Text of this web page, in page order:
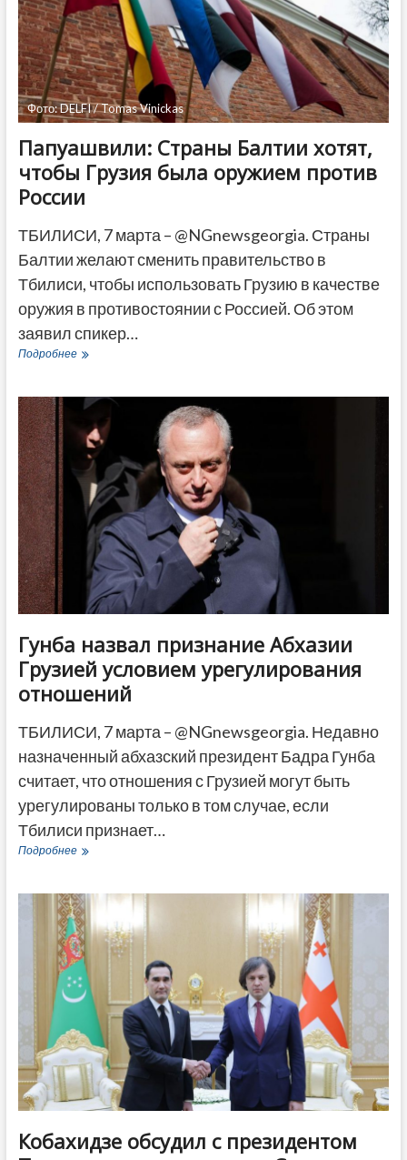
насилие
над
супругой
Фото: DELFI / Tomas Vinickas
Папуашвили: Страны Балтии хотят,
чтобы Грузия была оружием против
России
ТБИЛИСИ, 7 марта – @NGnewsgeorgia. Страны
Балтии желают сменить правительство в
Тбилиси, чтобы использовать Грузию в качестве
оружия в противостоянии с Россией. Об этом
заявил спикер…
ПодробнееПапуашвили:
хотят,
чтобы
Грузия
была
оружием
против
России
Гунба назвал признание Абхазии
Грузией условием урегулирования
отношений
ТБИЛИСИ, 7 марта – @NGnewsgeorgia. Недавно
назначенный абхазский президент Бадра Гунба
считает, что отношения с Грузией могут быть
урегулированы только в том случае, если
Тбилиси признает…
ПодробнееГунба
Абхазии
Грузией
условием
урегулирования
отношений
Кобахидзе обсудил с президентом